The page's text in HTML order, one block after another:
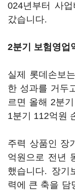
024년부터 사
갔습니다.
2분기 보험영업
실제 롯데손보
한 성과를 거두
르면 올해 2분
1분기 112억원
주력 상품인 장
억원으로 전년
했습니다. 장기
력에 큰 축을 담